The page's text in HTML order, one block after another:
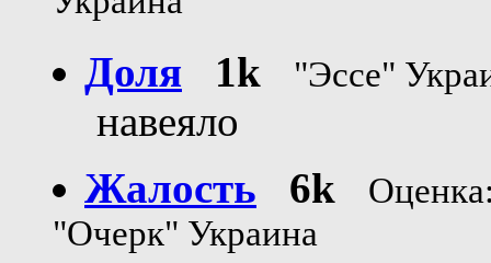
Доля
1k "Эссе"
навеяло
Жалость
6k
"Очерк" Украина